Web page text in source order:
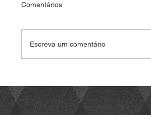
inventar isso?
Comentários
Escreva um comentário
ENDEREÇO